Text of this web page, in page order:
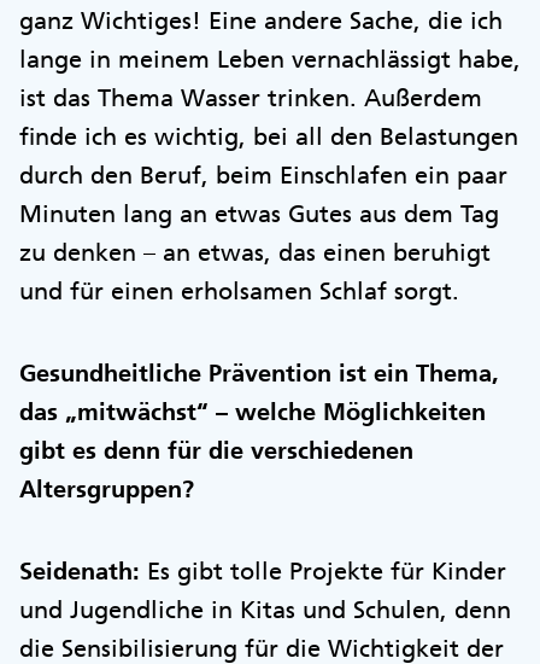
ganz Wichtiges! Eine andere Sache, die ich
lange in meinem Leben vernachlässigt habe,
ist das Thema Wasser trinken. Außerdem
finde ich es wichtig, bei all den Belastungen
durch den Beruf, beim Einschlafen ein paar
Minuten lang an etwas Gutes aus dem Tag
zu denken – an etwas, das einen beruhigt
und für einen erholsamen Schlaf sorgt.
Gesundheitliche Prävention ist ein Thema,
das „mitwächst“ – welche Möglichkeiten
gibt es denn für die verschiedenen
Altersgruppen?
Seidenath: Es gibt tolle Projekte für Kinder
und Jugendliche in Kitas und Schulen, denn
die Sensibilisierung für die Wichtigkeit der